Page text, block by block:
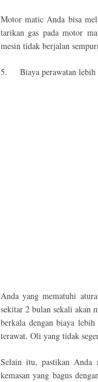
Motor matic Anda bisa
tarikan gas pada motor
mesin tidak berjalan
5. Biaya perawatan
Anda yang mematuhi
sekitar 2 bulan sekali akan
berkala dengan biaya
terawat. Oli yang tidak
Selain itu, pastikan Anda
kemasan yang bagus